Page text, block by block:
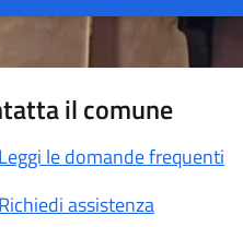
il comune
Leggi le domande frequenti
Richiedi assistenza